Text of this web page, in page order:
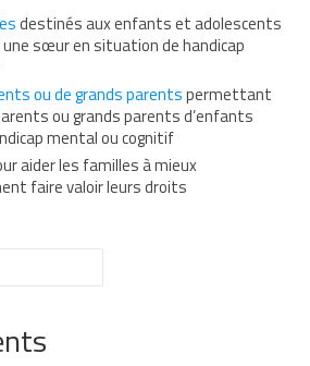
sensoriels
destinés aux enfants et adolescents
sœur en situation de handicap
ou de grands parentspermettant
ou grands parents d’enfants
mental ou cognitif
aider les familles à mieux
faire valoir leurs droits